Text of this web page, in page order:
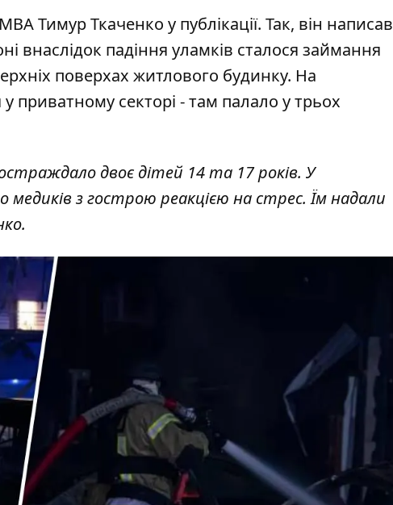
Тимур Ткаченко у публікації. Так, він написав
внаслідок падіння уламків сталося займання
поверхах житлового будинку. На
приватному секторі - там палало у трьох
двоє дітей 14 та 17 років. У
з гострою реакцією на стрес. Їм надали